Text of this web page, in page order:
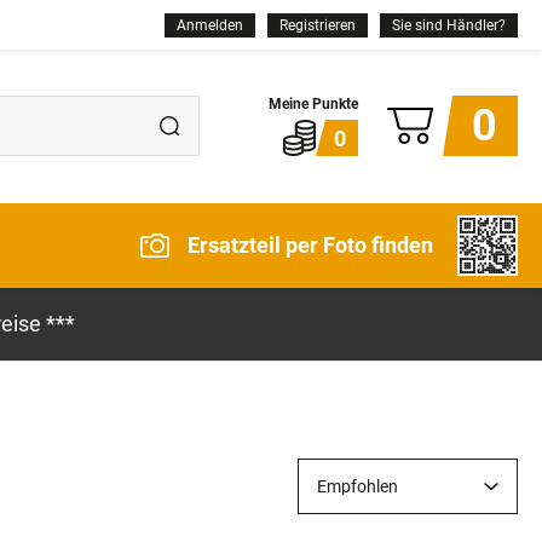
Anmelden Registrieren Sie sind Händler?
0 0
Ersatzteil per Foto finden
***